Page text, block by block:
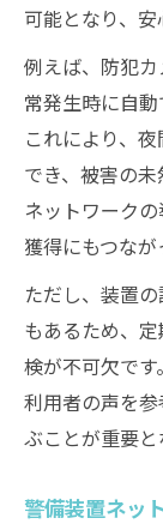
可能となり、安
例えば、防犯
常発生時に自動
これにより、
でき、被害の
ネットワーク
獲得にもつなが
ただし、装置
もあるため、
検が不可欠で
利用者の声を
ぶことが重要と
警備装置ネッ